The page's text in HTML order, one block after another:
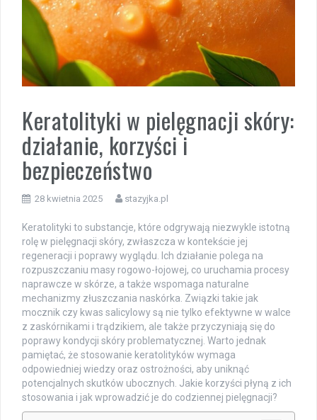
Keratolityki w pielęgnacji skóry:
działanie, korzyści i
bezpieczeństwo
28 kwietnia 2025 stazyjka.pl
Keratolityki to substancje, które odgrywają niezwykle istotną
rolę w pielęgnacji skóry, zwłaszcza w kontekście jej
regeneracji i poprawy wyglądu. Ich działanie polega na
rozpuszczaniu masy rogowo-łojowej, co uruchamia procesy
naprawcze w skórze, a także wspomaga naturalne
mechanizmy złuszczania naskórka. Związki takie jak
mocznik czy kwas salicylowy są nie tylko efektywne w walce
z zaskórnikami i trądzikiem, ale także przyczyniają się do
poprawy kondycji skóry problematycznej. Warto jednak
pamiętać, że stosowanie keratolityków wymaga
odpowiedniej wiedzy oraz ostrożności, aby uniknąć
potencjalnych skutków ubocznych. Jakie korzyści płyną z ich
stosowania i jak wprowadzić je do codziennej pielęgnacji?